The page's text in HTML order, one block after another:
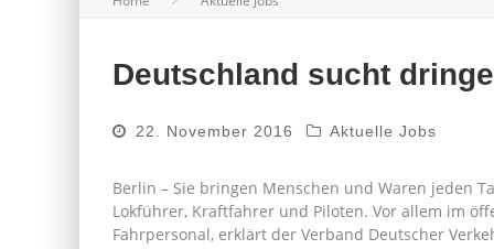
BEWERBEN 2026: WAS SICH
Deutschland sucht
22. November 2016 Aktuelle Jobs
Berlin – Sie bringen Menschen und Waren jeden
Lokführer, Kraftfahrer und Piloten. Vor allem im
Fahrpersonal, erklärt der Verband Deutscher